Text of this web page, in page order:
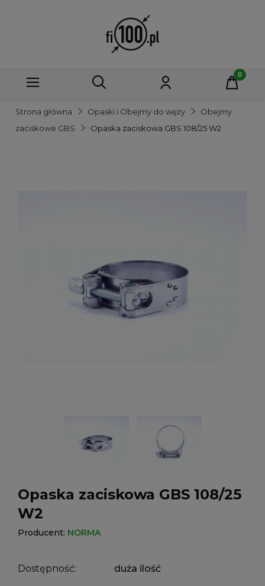
Strona główna Opaski i Obejmy do węży
Obejmy
zaciskowe GBS
Opaska zaciskowa GBS 108/25 W2
Opaska zaciskowa GBS 108/25
W2
Producent: NORMA
Dostępność: duża ilość